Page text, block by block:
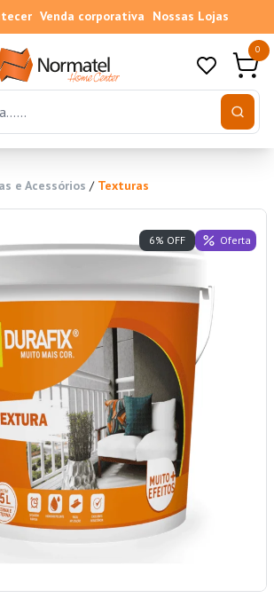
Venda corporativa Nossas Lojas
0
e Acessórios / Texturas
6% OFF Oferta